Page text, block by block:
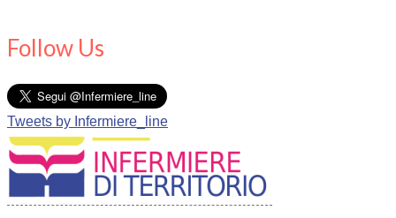
Follow Us
Tweets by Infermiere_line